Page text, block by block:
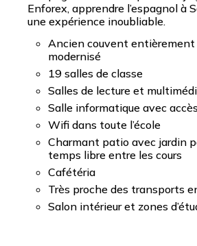
Enforex, apprendre l’espagnol à
une expérience inoubliable.
Ancien couvent entièrement
modernisé
19 salles de classe
Salles de lecture et
Salle informatique avec
Wifi dans toute l’école
Charmant patio avec jardin
temps libre entre les cours
Cafétéria
Très proche des transports
Salon intérieur et zones